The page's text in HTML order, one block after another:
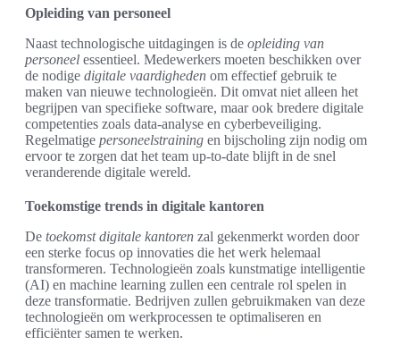
Opleiding van personeel
Naast technologische uitdagingen is de opleiding van
personeel essentieel. Medewerkers moeten beschikken over
de nodige digitale vaardigheden om effectief gebruik te
maken van nieuwe technologieën. Dit omvat niet alleen het
begrijpen van specifieke software, maar ook bredere digitale
competenties zoals data-analyse en cyberbeveiliging.
Regelmatige personeelstraining en bijscholing zijn nodig om
ervoor te zorgen dat het team up-to-date blijft in de snel
veranderende digitale wereld.
Toekomstige trends in digitale kantoren
De toekomst digitale kantoren zal gekenmerkt worden door
een sterke focus op innovaties die het werk helemaal
transformeren. Technologieën zoals kunstmatige intelligentie
(AI) en machine learning zullen een centrale rol spelen in
deze transformatie. Bedrijven zullen gebruikmaken van deze
technologieën om werkprocessen te optimaliseren en
efficiënter samen te werken.